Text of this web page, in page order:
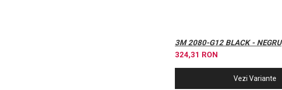
3M 2080-G12 BLACK - NEGRU
324,31 RON
Vezi Variante